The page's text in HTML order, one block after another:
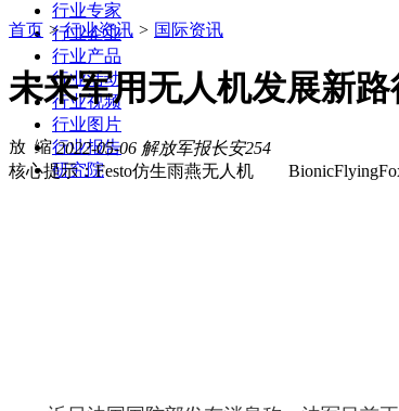
行业专家
行业企业
行业产品
行业活动
行业视频
行业图片
行业报告
研究院
首页 > 行业资讯 > 国际资讯
未来军用无人机发展新
2022-05-06 解放军报长安254
核心提示：Festo仿生雨燕无人机